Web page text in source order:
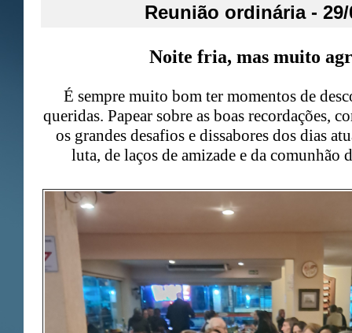
Reunião ordinária - 29/
Noite fria, mas muito
É sempre muito bom ter momentos de
queridas. Papear sobre as boas recordações,
os grandes desafios e dissabores dos dias
luta, de laços de amizade e da comunhão